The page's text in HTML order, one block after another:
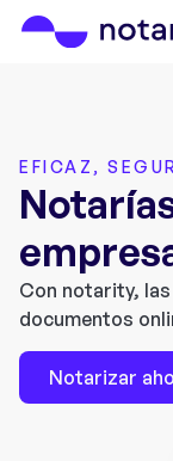
EFICAZ,
Con notarity,
documentos
Notarizar